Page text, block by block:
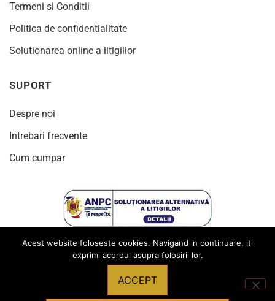
Termeni si Conditii
Politica de confidentialitate
Solutionarea online a litigiilor
SUPORT
Despre noi
Intrebari frecvente
Cum cumpar
Acest website foloseste cookies. Navigand in continuare, iti
exprimi acordul asupra folosirii lor.
ACCEPT